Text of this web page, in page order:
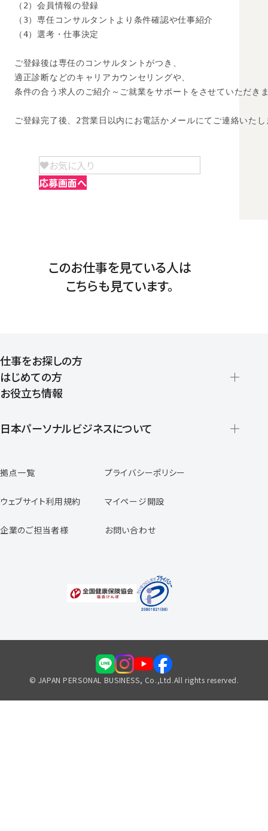
（2）会員情報の登録
（3）専任コンサルタントより条件確認や仕事紹介
（4）選考・仕事決定
ご登録後は専任のコンサルタントがつき、
適正診断などのキャリアカウンセリングや、
条件の合う求人のご紹介～ご就業をサポートをさせていただき
ご登録完了後、2営業日以内にお電話かメールにてご連絡いたし
お気に入り
応募画面へ
このお仕事を見ている人は
こちらも見ています。
仕事をお探しの方
はじめての方
登録から就業開始までの流れ
お役立ち情報
日本パーソナルビジネスについて
スタッフの声
専任コンサルタントの声
福利厚生のご案内
拠点一覧 プライバシーポリシー
ウェブサイト利用規約 マイページ開設
企業のご担当者様 お問い合わせ
© JAPAN PERSONAL BUSINESS, Co.,Ltd.All rights reserved.